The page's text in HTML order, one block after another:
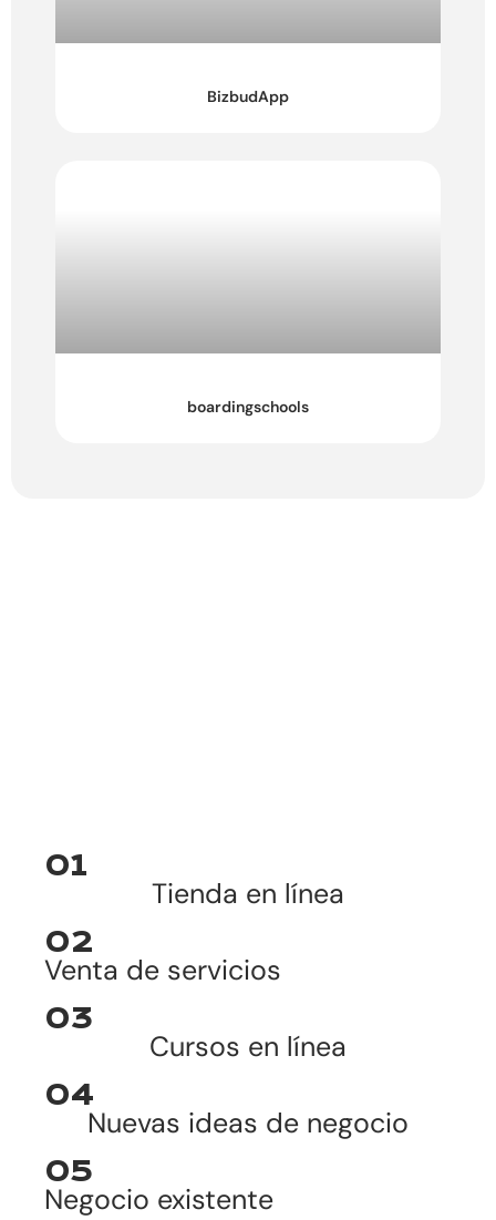
BizbudApp
boardingschools
01
Tienda en línea
02
Venta de servicios
03
Cursos en línea
04
Nuevas ideas de negocio
05
Negocio existente